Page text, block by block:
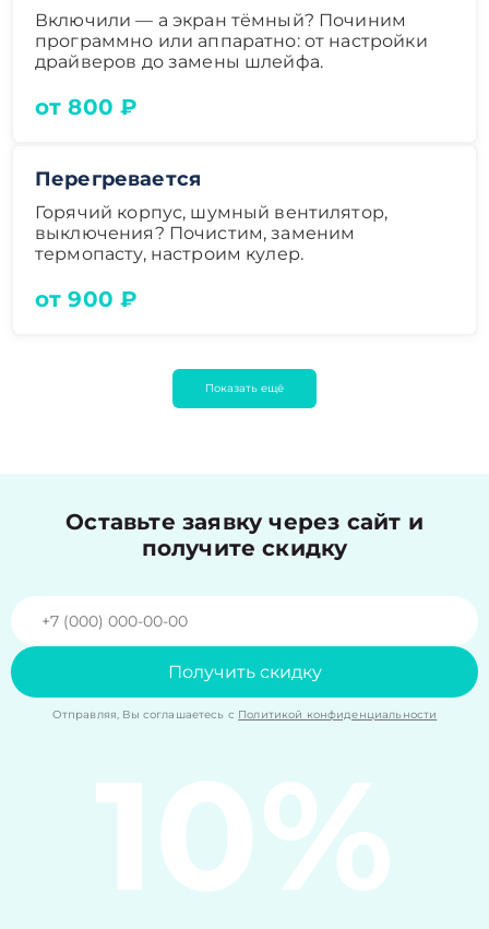
Включили — а экран тёмный? Починим
программно или аппаратно: от настройки
драйверов до замены шлейфа.
от 800 ₽
Перегревается
Горячий корпус, шумный вентилятор,
выключения? Почистим, заменим
термопасту, настроим кулер.
от 900 ₽
Показать ещё
Оставьте заявку через сайт и
получите скидку
Получить скидку
Отправляя, Вы соглашаетесь с Политикой конфиденциальности
10%